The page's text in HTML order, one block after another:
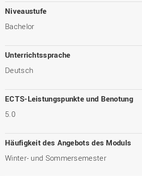
Niveaustufe
Bachelor
Unterrichtssprache
Deutsch
ECTS-Leistungspunkte und Benotung
5.0
Häufigkeit des Angebots des Moduls
Winter- und Sommersemester